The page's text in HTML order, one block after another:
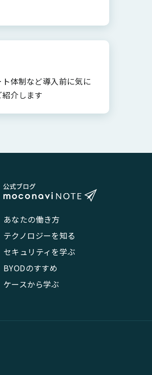
体制など導入前に気に
介します
あなたの働き方
テクノロジーを知る
セキュリティを学ぶ
BYODのすすめ
ケースから学ぶ